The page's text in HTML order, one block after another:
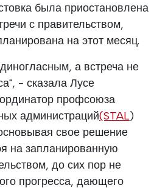
была приостановлена
с правительством,
на этот месяц.
а встреча не
- сказала Лусе
профсоюза
администраций(STAL)
свое решение
на запланированную
до сих пор не
прогресса, дающего